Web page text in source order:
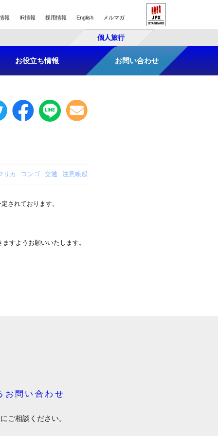
報 IR情報 採用情報 English メルマガ
個人旅行
お役立ち情報 お問い合わせ
リカ コンゴ 交通 注意喚起
されております。
ようお願いいたします。
お問い合わせ
ご相談ください。